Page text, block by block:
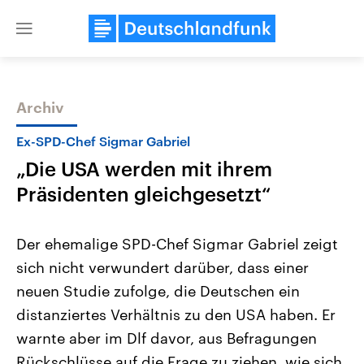
Close
Themen
Landtagswahl Sachsen-Anhalt
2026
Alle Informationen
Sachsen-Anhalt wählt am 6.
September 2026 einen neuen
Landtag. Seit 2021 wird das
Bundesland von einer Koalition aus
Aktuelle Beiträge,
Hintergründe
Wirtschaftlich und
gehören die Vereinigten
den mächtigsten Ländern
mit großem Einfluss auf
Archiv
Ex-SPD-Chef Sigmar Gabriel
„Die USA werden mit ihrem
Präsidenten gleichgesetzt“
Der ehemalige SPD-Chef Sigmar Gabriel zeigt
sich nicht verwundert darüber, dass einer
neuen Studie zufolge, die Deutschen ein
distanziertes Verhältnis zu den USA haben. Er
warnte aber im Dlf davor, aus Befragungen